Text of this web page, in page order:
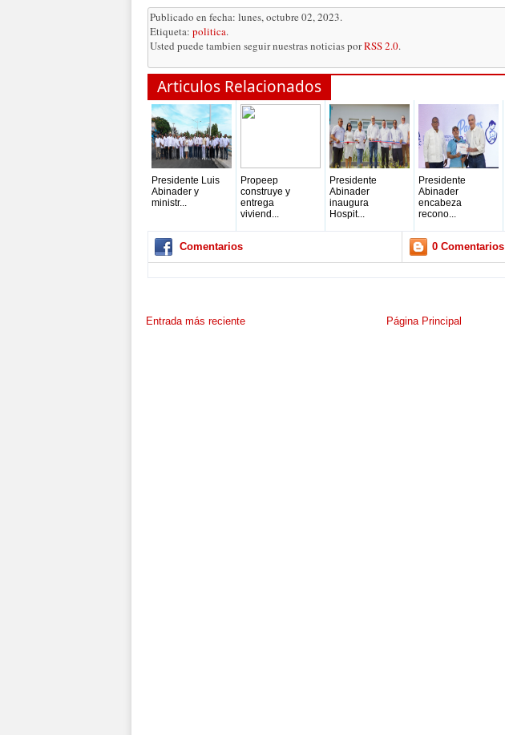
Publicado en fecha: lunes, octubre 02, 2023.
Etiqueta: politica.
Usted puede tambien seguir nuestras noticias porRSS 2.0.
Articulos Relacionados
Presidente Luis
Abinader y
ministr...
Propeep
construye y
entrega
viviend...
Presidente
Abinader
inaugura
Hospit...
Presidente
Abinader
encabeza
recono...
Comentarios 0 Comentarios
Entrada más reciente Página Principal